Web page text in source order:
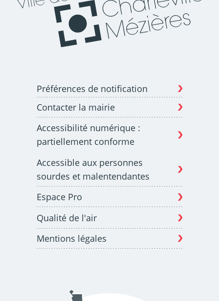
Préférences de notification
Contacter la mairie
Accessibilité numérique :
partiellement conforme
Accessible aux personnes
sourdes et malentendantes
Espace Pro
Qualité de l'air
Mentions légales